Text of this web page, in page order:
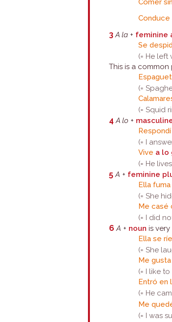
Comer sin
Conduce
3A la + feminine
Se
(= He
This is a
(=
(= Squid
4 A lo +
Respondí
(= I
Vive a lo
(= He
5 A + feminine
Ella fuma
(= She
Me casé
(= I did
6 A + noun is
Ella se ríe
(= She
Me gusta
(= I like
Entró en
(= He
Me
(= I was